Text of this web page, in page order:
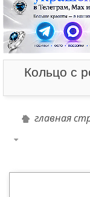
Кольцо с
главная